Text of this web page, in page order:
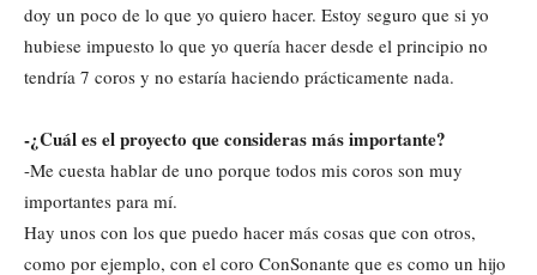
doy un poco de lo que yo quiero hacer. Estoy seguro que si yo
hubiese impuesto lo que yo quería hacer desde el principio no
tendría 7 coros y no estaría haciendo prácticamente nada.
-¿Cuál es el proyecto que consideras más importante?
-Me cuesta hablar de uno porque todos mis coros son muy
importantes para mí.
Hay unos con los que puedo hacer más cosas que con otros,
como por ejemplo, con el coro ConSonante que es como un hijo